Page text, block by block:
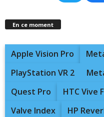
En ce moment
Apple Vision Pro
PlayStation VR 2
Quest Pro
HTC Vive
Valve Index
HP